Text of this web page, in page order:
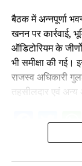
बैठक में अन्नपूर्णा
खनन पर कार्रवाई,
ऑडिटोरियम के
भी समीक्षा की गई।
राजस्व अधिकारी
तहसीलदार एवं अन्य